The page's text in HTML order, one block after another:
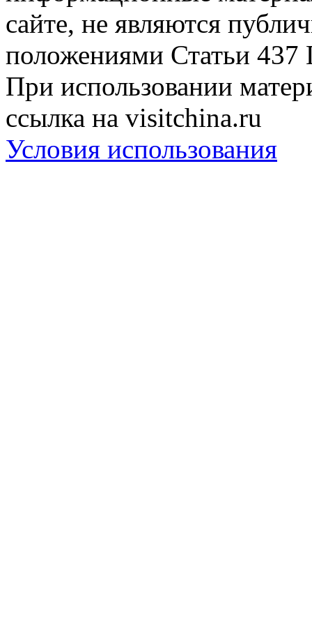
сайте, не являются
положениями Статьи 437
При использовании
ссылка на visitchina.ru
Условия использования